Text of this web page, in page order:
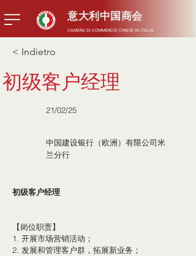
意大利中国商会
CAMERA DI COMMERCIO CINESE IN ITALIA
< Indietro
初级客户经理
21/02/25
中国建设银行（欧洲）有限公司米
兰分行
初级客户经理
【岗位职责】
1. 开展市场营销活动；
2. 发展和管理客户群，拓展新业务；